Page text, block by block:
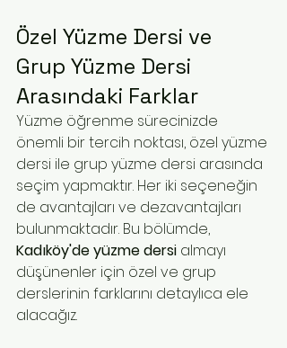
Özel Yüzme Dersi ve
Grup Yüzme Dersi
Arasındaki Farklar
Yüzme öğrenme sürecinizde
önemli bir tercih noktası, özel yüzme
dersi ile grup yüzme dersi arasında
seçim yapmaktır. Her iki seçeneğin
de avantajları ve dezavantajları
bulunmaktadır. Bu bölümde,
Kadıköy'de yüzme dersi almayı
düşünenler için özel ve grup
derslerinin farklarını detaylıca ele
alacağız.